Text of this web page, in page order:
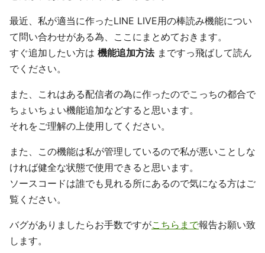
最近、私が適当に作ったLINE LIVE用の棒読み機能につい
て問い合わせがある為、ここにまとめておきます。
すぐ追加したい方は 機能追加方法まですっ飛ばして読ん
でください。
また、これはある配信者の為に作ったのでこっちの都合で
ちょいちょい機能追加などすると思います。
それをご理解の上使用してください。
また、この機能は私が管理しているので私が悪いことしな
ければ健全な状態で使用できると思います。
ソースコードは誰でも見れる所にあるので気になる方はご
覧ください。
バグがありましたらお手数ですがこちらまで報告お願い致
します。